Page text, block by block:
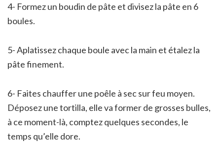
4- Formez un boudin de pâte et divisez la pâte en 6
boules.
5- Aplatissez chaque boule avec la main et étalez la
pâte finement.
6- Faites chauffer une poêle à sec sur feu moyen.
Déposez une tortilla, elle va former de grosses bulles,
à ce moment-là, comptez quelques secondes, le
temps qu’elle dore.